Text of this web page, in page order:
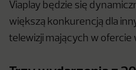
Viaplay będzie się
większą konkurencją dla
telewizji mających w ofercie